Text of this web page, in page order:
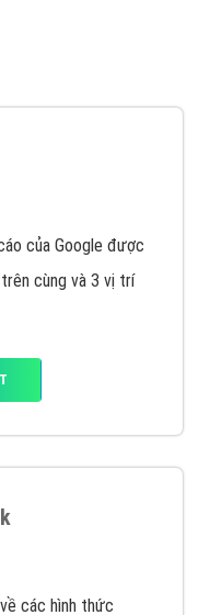
mình
cho chúng tôi theo
tư vấn chuyên